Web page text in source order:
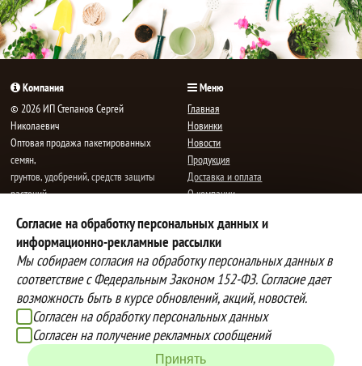
Согласие на обработку персональных данных и
информационно-рекламные рассылки
Мы собираем согласия на обработку персональных данных в
соответствие с Федеральным Законом 152-ФЗ. Согласие дает
возможность быть в курсе обновлений, акций, новостей.
Согласен на обработку персональных данных
Согласен на получение рекламных сообщений
Принять
Компания
© 2026 ИП Степанов Сергей
Николаевич
Oптовая продажа пакетированных
семян,
грунтов, удобрений, средств защиты
растений.
E-mail:mail@semenauspeha.ru
Телефон: +7 (8352) 28-80-34
Адрес: г. Чебоксары, пр. Мира 76 А
Меню
Главная
Новинки
Новости
Продукция
Доставка и оплата
О компании
Контакты
Способы оплаты
Вы можете оплатить покупки
наличными при получении товара,
Доставка
Наша компания осуществляет
бесплатную